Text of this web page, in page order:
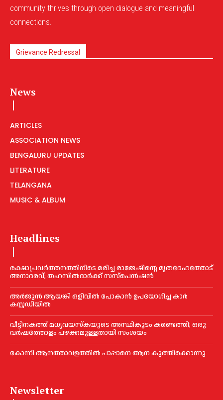
community thrives through open dialogue and meaningful
connections.
Grievance Redressal
News
ARTICLES
ASSOCIATION NEWS
BENGALURU UPDATES
LITERATURE
TELANGANA
MUSIC & ALBUM
Headlines
രക്ഷാപ്രവർത്തനത്തിനിടെ മരിച്ച രാജേഷിന്റെ മൃതദേഹത്തോട്
അനാദരവ്; തഹസിൽദാർക്ക് സസ്പെൻഷൻ
അര്‍ജുന്‍ ആയങ്കി ഒളിവില്‍ പോകാന്‍ ഉപയോഗിച്ച കാര്‍
കസ്റ്റഡിയില്‍
വീട്ടിനകത്ത് മധ്യവയസ്കയുടെ അസ്ഥികൂടം കണ്ടെത്തി; ഒരു
വര്‍ഷത്തോളം പഴക്കമുള്ളതായി സംശയം
കോന്നി ആനത്താവളത്തില്‍ പാപ്പാനെ ആന കുത്തിക്കൊന്നു
Newsletter